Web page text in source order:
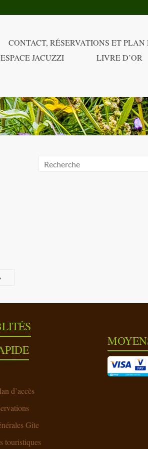
CONTACT, RÉSERVATIONS ET PLAN
ESPACE JACUZZI LIVRE D’OR
d’accès
Gîte
touristiques